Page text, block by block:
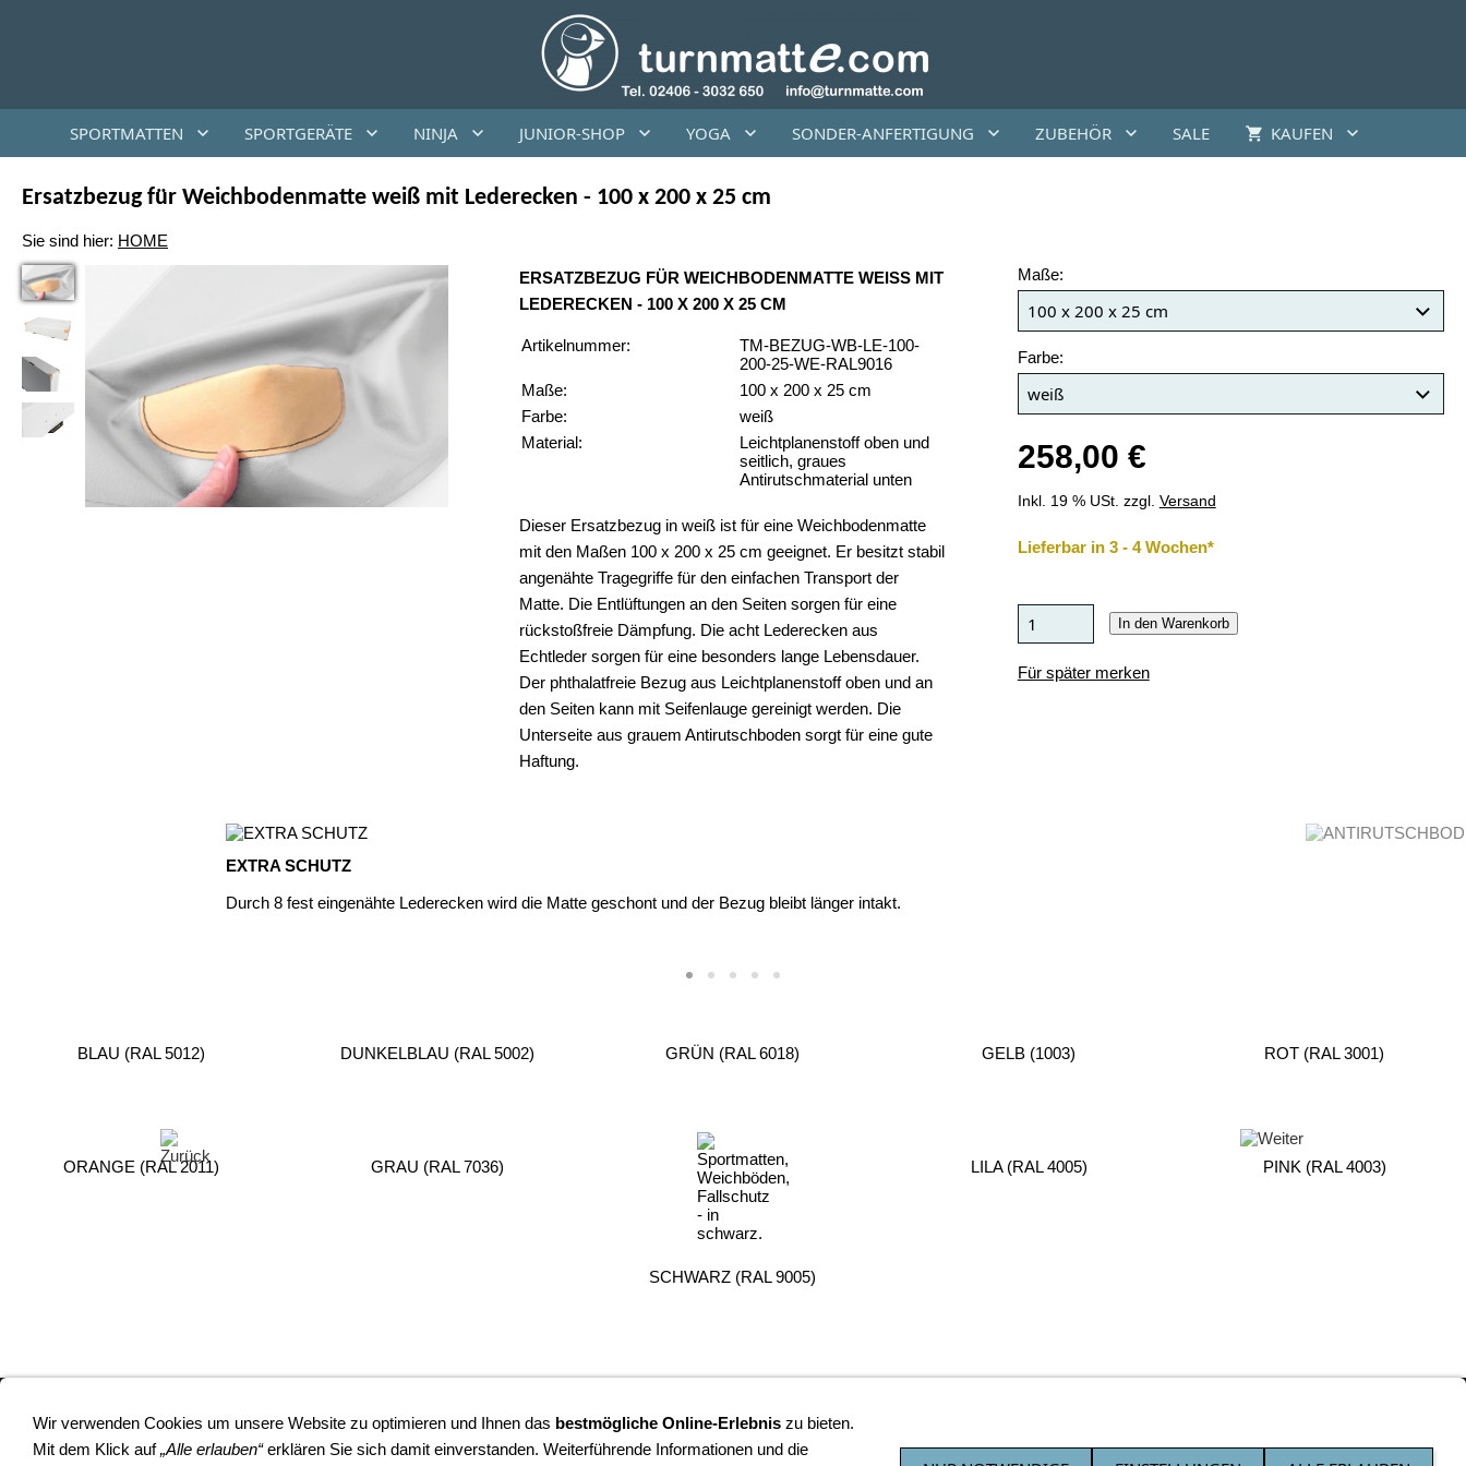
SPORTMATTEN SPORTGERÄTE NINJA JUNIOR-SHOP YOGA SONDER-ANFERTIGUNG ZUBEHÖR SALE KAUFEN
Ersatzbezug für Weichbodenmatte weiß mit Lederecken - 100 x 200 x 25 cm
Sie sind hier: HOME
ERSATZBEZUG FÜR WEICHBODENMATTE WEISS MIT L
EDERECKEN - 100 X 200 X 25 CM
Artikelnummer:
TM-BEZUG-WB-LE-100-
200-25-WE-RAL9016
Maße:
100 x 200 x 25 cm
Farbe:
weiß
Material:
Leichtplanenstoff oben und
seitlich, graues
Antirutschmaterial unten
Dieser Ersatzbezug in weiß ist für eine Weichbodenmatte
mit den Maßen 100 x 200 x 25 cm geeignet. Er besitzt stabil
angenähte Tragegriffe für den einfachen Transport der
Matte. Die Entlüftungen an den Seiten sorgen für eine
rückstoßfreie Dämpfung. Die acht Lederecken aus
Echtleder sorgen für eine besonders lange Lebensdauer.
Der phthalatfreie Bezug aus Leichtplanenstoff oben und an
den Seiten kann mit Seifenlauge gereinigt werden. Die
Unterseite aus grauem Antirutschboden sorgt für eine gute
Haftung.
Maße:
Farbe:
258,00 €
Inkl. 19 % USt. zzgl. Versand
Lieferbar in 3 - 4 Wochen*
In den Warenkorb
Für später merken
EXTRA SCHUTZ
Durch 8 fest eingenähte Lederecken wird die Matte geschont und der Bezug bleibt länger intakt.
BLAU (RAL 5012) DUNKELBLAU (RAL 5002) GRÜN (RAL 6018) GELB (1003) ROT (RAL 3001)
ORANGE (RAL 2011) GRAU (RAL 7036)
SCHWARZ (RAL 9005)
LILA (RAL 4005) PINK (RAL 4003)
VERTRAG WIDERRUFEN
Wir verwenden Cookies um unsere Website zu optimieren und Ihnen das bestmögliche Online-Erlebnis zu bieten.
Mit dem Klick auf„Alle erlauben“erklären Sie sich damit einverstanden. Weiterführende Informationen und die